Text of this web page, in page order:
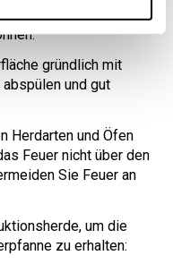
richtig verwenden,
gründlich mit
und gut
Herdarten und Öfen
Feuer nicht über den
Sie Feuer an
um die
zu erhalten: